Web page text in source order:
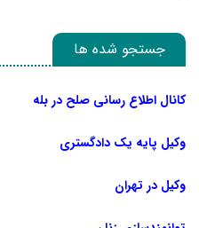
جستجو شده ها
کانال اطلاع رسانی صلح در بله
وکیل پایه یک دادگستری
وکیل در تهران